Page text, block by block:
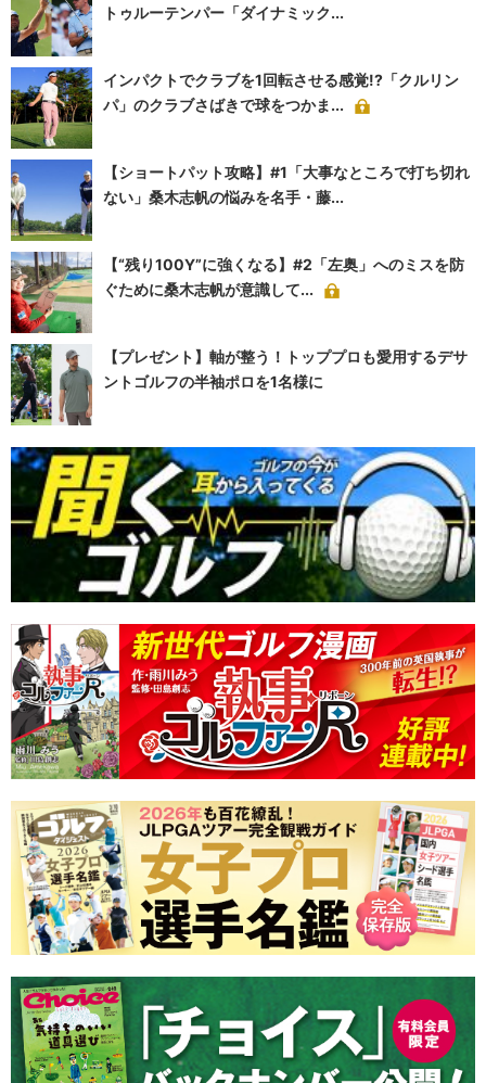
トゥルーテンパー「ダイナミック...
インパクトでクラブを1回転させる感覚!?「クルリン
パ」のクラブさばきで球をつかま...
【ショートパット攻略】#1「大事なところで打ち切れ
ない」桑木志帆の悩みを名手・藤...
【“残り100Y”に強くなる】#2「左奥」へのミスを防
ぐために桑木志帆が意識して...
【プレゼント】軸が整う！トッププロも愛用するデサ
ントゴルフの半袖ポロを1名様に